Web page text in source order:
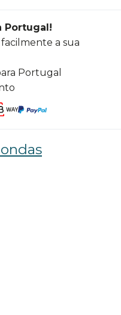
Portugal!
a sua
Portugal